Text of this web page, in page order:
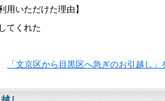
用いただけた理由】
てくれた
「文京区から目黒区へ急ぎのお引越し」